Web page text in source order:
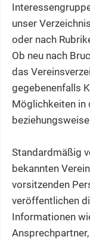
unser
oder nach
Ob neu nach
das
gegebenenfalls
Möglichkeiten in
Standardmäßig
bekannten
vorsitzenden
veröffentlichen
Informationen